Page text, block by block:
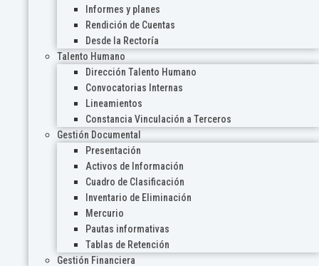
Informes y planes
Rendición de Cuentas
Desde la Rectoría
Talento Humano
Dirección Talento Humano
Convocatorias Internas
Lineamientos
Constancia Vinculación a Terceros
Gestión Documental
Presentación
Activos de Información
Cuadro de Clasificación
Inventario de Eliminación
Mercurio
Pautas informativas
Tablas de Retención
Gestión Financiera